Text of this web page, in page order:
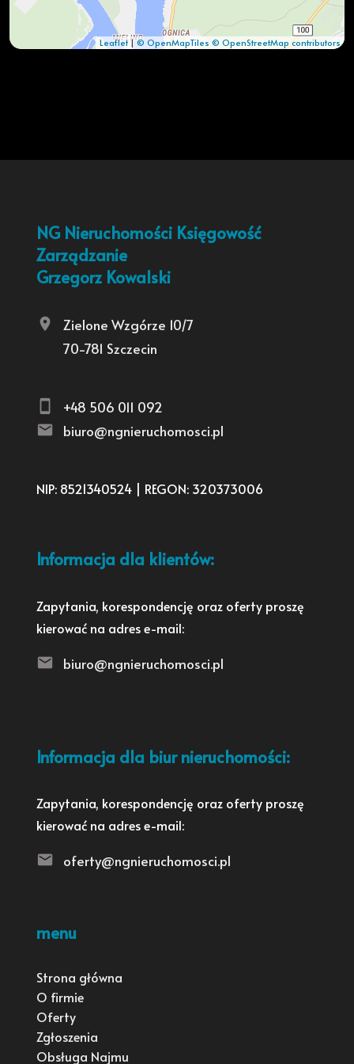
Leaflet|© OpenMapTiles © OpenStreetMap contributors
NG Nieruchomości Księgowość
Zarządzanie
Grzegorz Kowalski
Zielone Wzgórze 10/7
70-781 Szczecin
+48 506 011 092
biuro@ngnieruchomosci.pl
NIP: 8521340524 | REGON: 320373006
Informacja dla klientów:
Zapytania, korespondencję oraz oferty proszę
kierować na adres e-mail:
biuro@ngnieruchomosci.pl
Informacja dla biur nieruchomości:
Zapytania, korespondencję oraz oferty proszę
kierować na adres e-mail:
oferty@ngnieruchomosci.pl
menu
Strona główna
O firmie
Oferty
Zgłoszenia
Obsługa Najmu